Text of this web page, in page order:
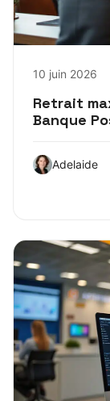
10 juin 2026
Retrait
Banque
Adelaide